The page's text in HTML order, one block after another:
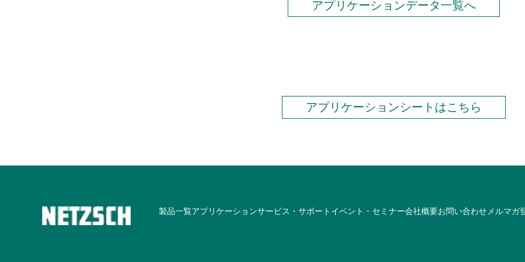
アプリケーションデータ一覧へ
アプリケーションシートはこちら
製品一覧アプリケーションサービス・サポート イベント・セミナー会社概要お問い合わせメルマガ